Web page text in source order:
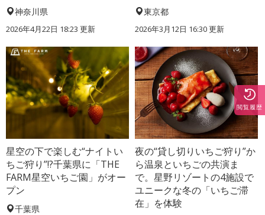
神奈川県
2026年4月22日 18:23 更新
東京都
2026年3月12日 16:30 更新
星空の下で楽しむ“ナイトい
ちご狩り”!?千葉県に「THE
FARM星空いちご園」がオー
プン
千葉県
夜の“貸し切りいちご狩り”か
ら温泉といちごの共演ま
で。星野リゾートの4施設で
ユニークな冬の「いちご滞
在」を体験
閲覧履歴